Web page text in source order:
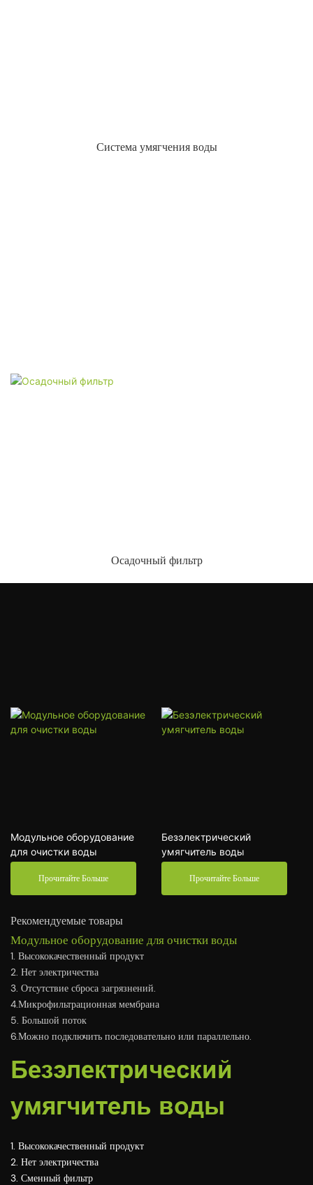
Система умягчения воды
Осадочный фильтр
Модульное оборудование
для очистки воды
Прочитайте Больше
Безэлектрический
умягчитель воды
Прочитайте Больше
Рекомендуемые товары
Модульное оборудование для очистки воды
1. Высококачественный продукт
2. Нет электричества
3. Отсутствие сброса загрязнений.
4.Микрофильтрационная мембрана
5. Большой поток
6.Можно подключить последовательно или параллельно.
Безэлектрический
умягчитель воды
1. Высококачественный продукт
2. Нет электричества
3. Сменный фильтр